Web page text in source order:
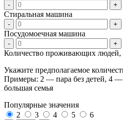
- +
Стиральная машина
- +
Посудомоечная машина
- +
Количество проживающих людей,
Укажите предполагаемое
Примеры: 2 — пара без детей, 4
большая семья
Популярные значения
2
3 4 5 6